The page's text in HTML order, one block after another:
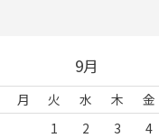
9月
月 火 水 木 金
1
2 3 4